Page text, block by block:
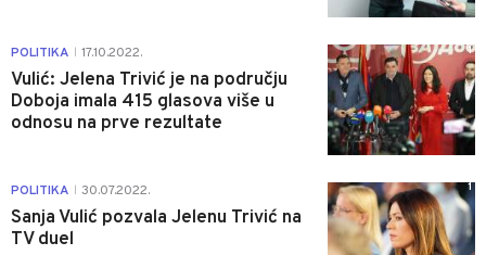
POLITIKA 17.10.2022.
Vulić: Jelena Trivić je na području
Doboja imala 415 glasova više u
odnosu na prve rezultate
1
POLITIKA 30.07.2022.
Sanja Vulić pozvala Jelenu Trivić na
TV duel
1